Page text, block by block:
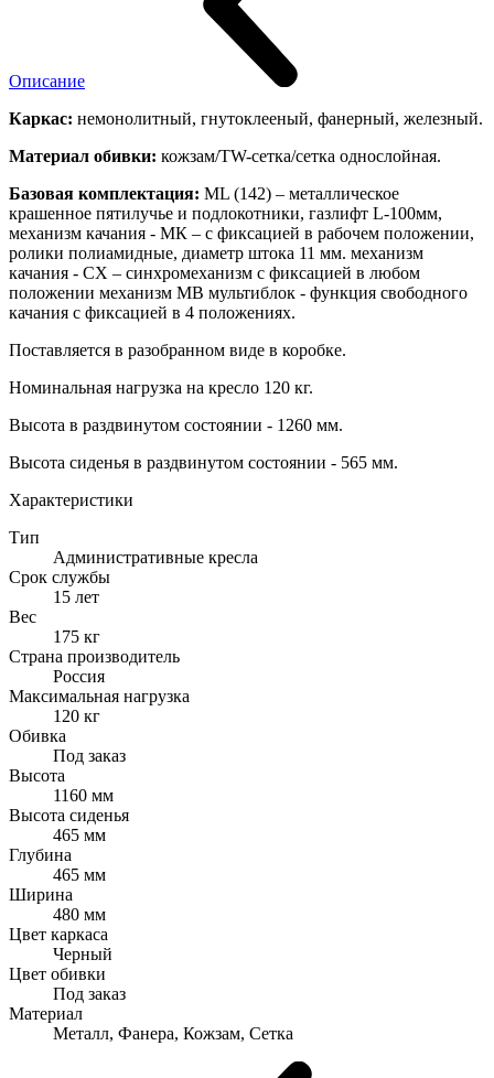
Описание
Каркас: немонолитный, гнутоклееный, фанерный, железный.
Материал обивки: кожзам/TW-сетка/сетка однослойная.
Базовая комплектация: ML (142) – металлическое
крашенное пятилучье и подлокотники, газлифт L-100мм,
механизм качания - МК – с фиксацией в рабочем положении,
ролики полиамидные, диаметр штока 11 мм. механизм
качания - СX – синхромеханизм с фиксацией в любом
положении механизм MB мультиблок - функция свободного
качания с фиксацией в 4 положениях.
Поставляется в разобранном виде в коробке.
Номинальная нагрузка на кресло 120 кг.
Высота в раздвинутом состоянии - 1260 мм.
Высота сиденья в раздвинутом состоянии - 565 мм.
Характеристики
Тип
Административные кресла
Срок службы
15 лет
Вес
175 кг
Страна производитель
Россия
Максимальная нагрузка
120 кг
Обивка
Под заказ
Высота
1160 мм
Высота сиденья
465 мм
Глубина
465 мм
Ширина
480 мм
Цвет каркаса
Черный
Цвет обивки
Под заказ
Материал
Металл, Фанера, Кожзам, Сетка